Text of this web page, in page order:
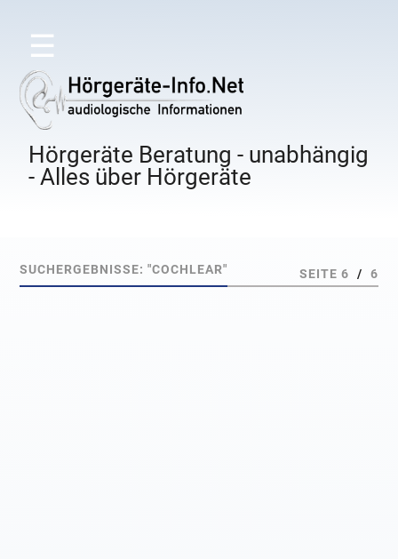
☰
Hörgeräte Beratung - unabhängig
- Alles über Hörgeräte
SUCHERGEBNISSE: "COCHLEAR" SEITE 6 / 6